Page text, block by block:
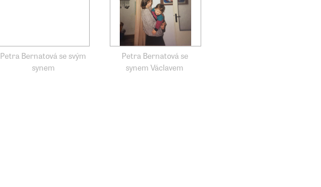
Petra Bernatová se svým
synem
Petra Bernatová se
synem Václavem